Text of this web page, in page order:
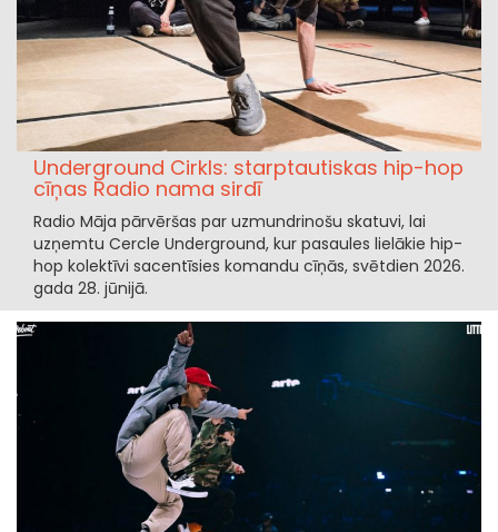
Underground Cirkls: starptautiskas hip-hop
cīņas Radio nama sirdī
Radio Māja pārvēršas par uzmundrinošu skatuvi, lai
uzņemtu Cercle Underground, kur pasaules lielākie hip-
hop kolektīvi sacentīsies komandu cīņās, svētdien 2026.
gada 28. jūnijā.